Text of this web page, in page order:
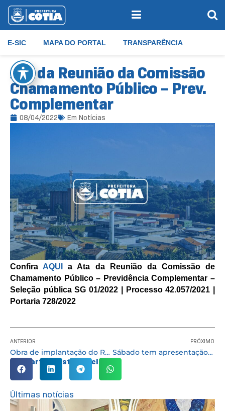
E-SIC MAPA DO PORTAL TRANSPARÊNCIA
Ata da Reunião da Comissão
Chamamento Público – Prev.
Complementar
08/04/2022 Em Notícias
Confira AQUIa Ata da Reunião da Comissão de
Chamamento Público – Previdência Complementar –
Seleção pública SG 01/2022 | Processo 42.057/2021 |
Portaria 728/2022
ANTERIOR
Obra de implantação do Restaurante Bom Prato deve ficar pronta em cerca de 30 dias
PRÓXIMO
Sábado tem apresentação de musical sobre alimentação saudável no Encontro Cultural
Compartilhe esta notícia:
Últimas notícias